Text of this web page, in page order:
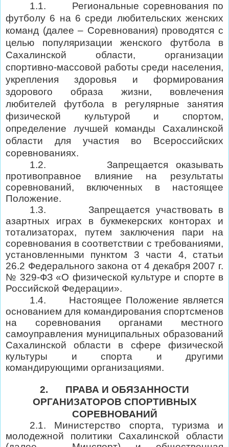
1.1.
Региональные соревнования по
футболу 6 на 6 среди любительских женских
команд (далее – Соревнования) проводятся с
целью популяризации женского футбола в
Сахалинской области, организации
спортивно-массовой работы среди населения,
укрепления здоровья и формирования
здорового образа жизни, вовлечения
любителей футбола в регулярные занятия
физической культурой и спортом,
определение лучшей команды Сахалинской
области для участия во Всероссийских
соревнованиях.
1.2.
Запрещается оказывать
противоправное влияние на результаты
соревнований, включенных в настоящее
Положение.
1.3.
Запрещается участвовать в
азартных играх в букмекерских конторах и
тотализаторах, путем заключения пари на
соревнования в соответствии с требованиями,
установленными пунктом 3 части 4, статьи
26.2 Федерального закона от 4 декабря 2007 г.
№ 329-ФЗ «О физической культуре и спорте в
Российской Федерации».
1.4.
Настоящее Положение является
основанием для командирования спортсменов
на соревнования органами местного
самоуправления муниципальных образований
Сахалинской области
в сфере физической
культуры и спорта и другими
командирующими организациями.
2.
ПРАВА И ОБЯЗАННОСТИ
ОРГАНИЗАТОРОВ СПОРТИВНЫХ
СОРЕВНОВАНИЙ
2.1. Министерство спорта, туризма и
молодежной политики Сахалинской области